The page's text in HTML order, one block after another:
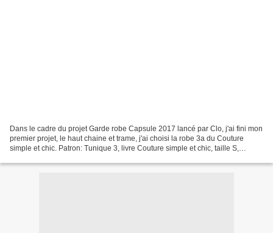
Dans le cadre du projet Garde robe Capsule 2017 lancé par Clo, j'ai fini mon
premier projet, le haut chaine et trame, j'ai choisi la robe 3a du Couture
simple et chic. Patron: Tunique 3, livre Couture simple et chic, taille S,